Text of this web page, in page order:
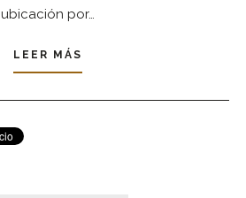
ubicación por…
LEER MÁS